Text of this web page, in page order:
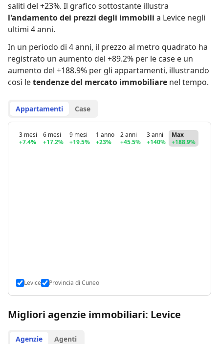
saliti del +23%. Il grafico sottostante illustra
l'andamento dei prezzi degli immobili a Levice negli
ultimi 4 anni.
In un periodo di 4 anni, il prezzo al metro quadrato ha
registrato un aumento del +89.2% per le case e un
aumento del +188.9% per gli appartamenti, illustrando
così letendenze del mercato immobiliare nel tempo.
Appartamenti Case
3 mesi
+7.4%
6 mesi
+17.2%
9 mesi
+19.5%
1 anno
+23%
2 anni
+45.5%
3 anni
+140%
Max
+188.9%
Levice Provincia di Cuneo
Migliori agenzie immobiliari: Levice
Agenzie Agenti